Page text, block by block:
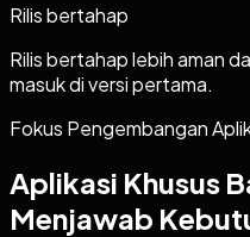
Rilis bertahap
Rilis bertahap lebih aman
masuk di versi pertama.
Fokus Pengembangan
Aplikasi Khusus
Menjawab